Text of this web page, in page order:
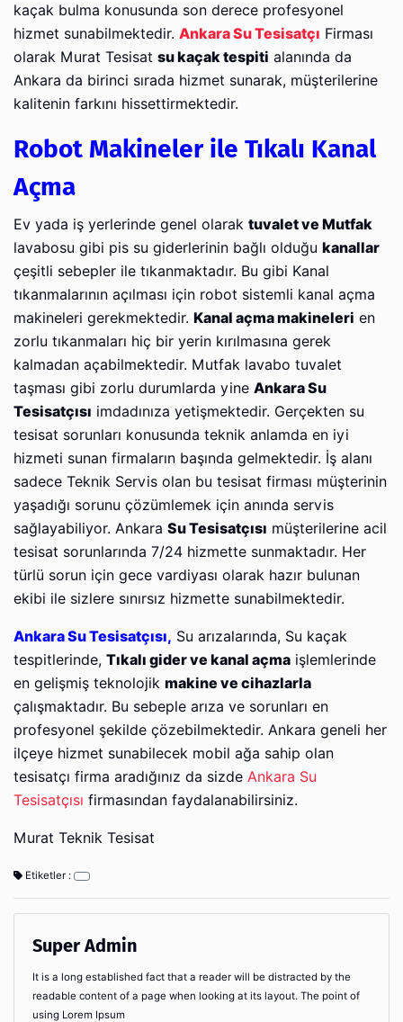
kaçak bulma konusunda son derece profesyonel
hizmet sunabilmektedir. Ankara Su Tesisatçı Firması
olarak Murat Tesisat su kaçak tespiti alanında da
Ankara da birinci sırada hizmet sunarak, müşterilerine
kalitenin farkını hissettirmektedir.
Robot Makineler ile Tıkalı Kanal
Açma
Ev yada iş yerlerinde genel olarak tuvalet ve Mutfak
lavabosu gibi pis su giderlerinin bağlı olduğu kanallar
çeşitli sebepler ile tıkanmaktadır. Bu gibi Kanal
tıkanmalarının açılması için robot sistemli kanal açma
makineleri gerekmektedir. Kanal açma makineleri en
zorlu tıkanmaları hiç bir yerin kırılmasına gerek
kalmadan açabilmektedir. Mutfak lavabo tuvalet
taşması gibi zorlu durumlarda yine Ankara Su
Tesisatçısı imdadınıza yetişmektedir. Gerçekten su
tesisat sorunları konusunda teknik anlamda en iyi
hizmeti sunan firmaların başında gelmektedir. İş alanı
sadece Teknik Servis olan bu tesisat firması müşterinin
yaşadığı sorunu çözümlemek için anında servis
sağlayabiliyor. Ankara Su Tesisatçısı müşterilerine acil
tesisat sorunlarında 7/24 hizmette sunmaktadır. Her
türlü sorun için gece vardiyası olarak hazır bulunan
ekibi ile sizlere sınırsız hizmette sunabilmektedir.
Ankara Su Tesisatçısı, Su arızalarında, Su kaçak
tespitlerinde, Tıkalı gider ve kanal açma işlemlerinde
en gelişmiş teknolojik makine ve cihazlarla
çalışmaktadır. Bu sebeple arıza ve sorunları en
profesyonel şekilde çözebilmektedir. Ankara geneli her
ilçeye hizmet sunabilecek mobil ağa sahip olan
tesisatçı firma aradığınız da sizde Ankara Su
Tesisatçısı firmasından faydalanabilirsiniz.
Murat Teknik Tesisat
Etiketler :
Super Admin
It is a long established fact that a reader will be distracted by the
readable content of a page when looking at its layout. The point of
using Lorem Ipsum